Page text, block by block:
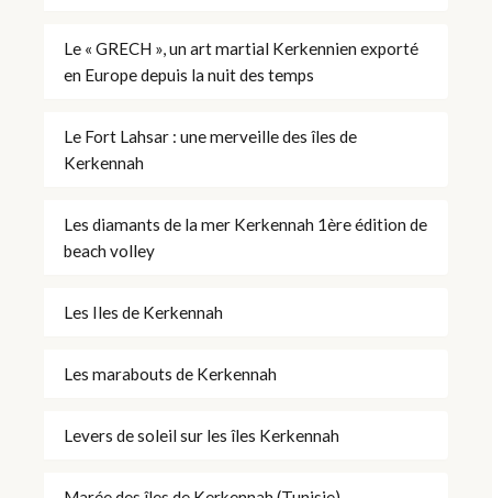
Le « GRECH », un art martial Kerkennien exporté
en Europe depuis la nuit des temps
Le Fort Lahsar : une merveille des îles de
Kerkennah
Les diamants de la mer Kerkennah 1ère édition de
beach volley
Les Iles de Kerkennah
Les marabouts de Kerkennah
Levers de soleil sur les îles Kerkennah